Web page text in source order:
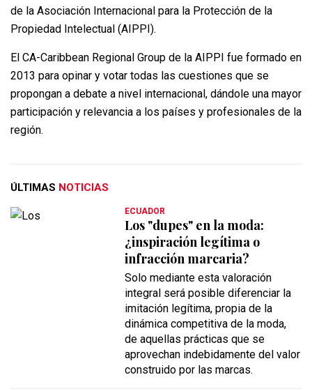
de la Asociación Internacional para la Protección de la
Propiedad Intelectual (AIPPI).
El CA-Caribbean Regional Group de la AIPPI fue formado en
2013 para opinar y votar todas las cuestiones que se
propongan a debate a nivel internacional, dándole una mayor
participación y relevancia a los países y profesionales de la
región.
ÚLTIMAS NOTICIAS
ECUADOR
Los "dupes" en la moda:
¿inspiración legítima o
infracción marcaria?
Solo mediante esta valoración
integral será posible diferenciar la
imitación legítima, propia de la
dinámica competitiva de la moda,
de aquellas prácticas que se
aprovechan indebidamente del valor
construido por las marcas.